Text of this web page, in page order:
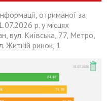
отриманої за
р. у місцях
вул. Київська, 77, Метро,
Житній ринок, 1